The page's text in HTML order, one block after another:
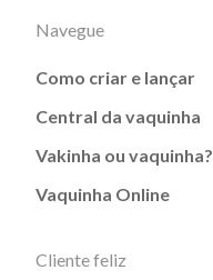
Navegue
Como criar e lançar
Central da vaquinha
Vakinha ou vaquinha?
Vaquinha Online
Cliente feliz